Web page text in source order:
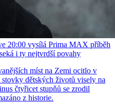
20:00 vysílá Prima MAX příběh
i ty nejtvrdší povahy
míst na Zemi ocitlo v
dětských životů visely na
čtyřicet stupňů se zrodil
z historie.